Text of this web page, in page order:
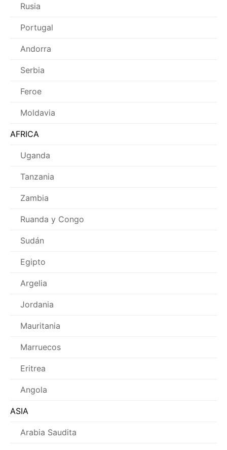
Rusia
Portugal
Andorra
Serbia
Feroe
Moldavia
AFRICA
Uganda
Tanzania
Zambia
Ruanda y Congo
Sudán
Egipto
Argelia
Jordania
Mauritania
Marruecos
Eritrea
Angola
ASIA
Arabia Saudita